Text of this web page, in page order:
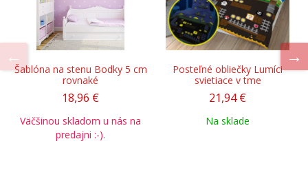
Šablóna na stenu Bodky 5 cm
rovnaké
18,96 €
Väčšinou skladom u nás na
predajni :-).
Posteľné obliečky Lumíci
svietiace v tme
21,94 €
Na sklade